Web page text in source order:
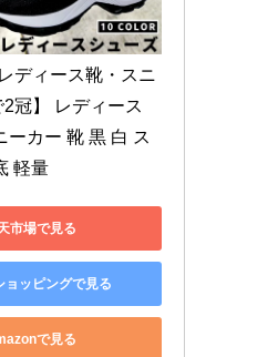
ディース靴・スニ
冠】 レディース
ーカー 靴 黒 白 ス
軽量
市場で見る
ョッピングで見る
で見る